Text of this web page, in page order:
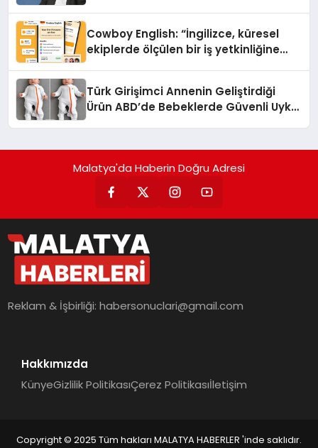
Cowboy English: “İngilizce, küresel
ekiplerde ölçülen bir iş yetkinliğine
Türk Girişimci Annenin Geliştirdiği
Ürün ABD’de Bebeklerde Güvenli Uyku
Malatya'da Haberin Doğru Adresi
Reklam & İşbirliği:habersonuclari@gmail.com
Hakkımızda
KünyeGizlilik PolitikasıÇerez Politikasıİletişim
Copyright © 2025 Tüm hakları MALATYA HABERLER 'inde saklıdır.